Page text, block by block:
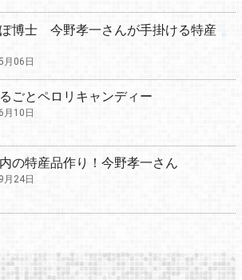
博士 今野孝一さんが手掛ける特産
月06日
ごとペロリキャンディー
月10日
の特産品作り！今野孝一さん
月24日